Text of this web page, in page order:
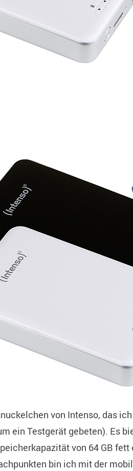
von Intenso, das
ein Testgerät gebeten). Es
von 64 GB
bin ich mit der